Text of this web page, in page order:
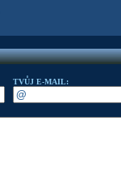
TVŮJ E-MAIL: